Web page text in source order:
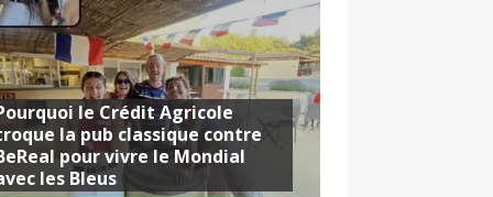
le Crédit Agricole
la pub classique contre
pour vivre le Mondial
les Bleus